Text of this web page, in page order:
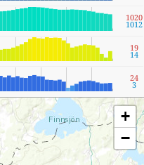
1020
1012
19
14
24
3
+
−